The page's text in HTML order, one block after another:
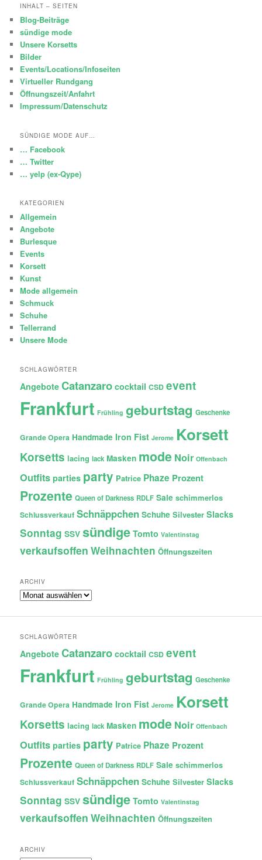
INHALT – SEITEN
Blog-Beiträge
sündige mode
Unsere Korsetts
Bilder
Events/Locations/Infoseiten
Virtueller Rundgang
Öffnungszeit/Anfahrt
Impressum/Datenschutz
SÜNDIGE MODE AUF…
… Facebook
… Twitter
… yelp (ex-Qype)
KATEGORIEN
Allgemein
Angebote
Burlesque
Events
Korsett
Kunst
Mode allgemein
Schmuck
Schuhe
Tellerrand
Unsere Mode
SCHLAGWÖRTER
Angebote Catanzaro cocktail CSD event
Frankfurt Frühling geburtstag Geschenke
Grande Opera Handmade Iron Fist Jerome Korsett
Korsetts lacing lack Masken mode Noir Offenbach
Outfits parties party Patrice Phaze Prozent
Prozente Queen of Darkness RDLF Sale schimmerlos
Schlussverkauf Schnäppchen Schuhe Silvester Slacks
Sonntag SSV sündige Tomto Valentinstag
verkaufsoffen Weihnachten Öffnungszeiten
ARCHIV
Archiv
SCHLAGWÖRTER
Angebote Catanzaro cocktail CSD event
Frankfurt Frühling geburtstag Geschenke
Grande Opera Handmade Iron Fist Jerome Korsett
Korsetts lacing lack Masken mode Noir Offenbach
Outfits parties party Patrice Phaze Prozent
Prozente Queen of Darkness RDLF Sale schimmerlos
Schlussverkauf Schnäppchen Schuhe Silvester Slacks
Sonntag SSV sündige Tomto Valentinstag
verkaufsoffen Weihnachten Öffnungszeiten
ARCHIV